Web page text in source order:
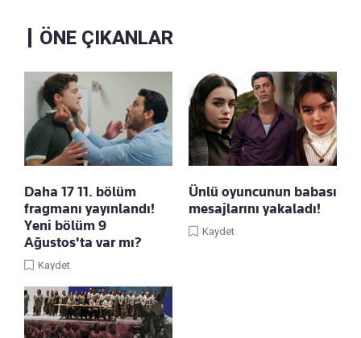
ÖNE ÇIKANLAR
Daha 17 11. bölüm
fragmanı yayınlandı!
Yeni bölüm 9
Ağustos'ta var mı?
Kaydet
Ünlü oyuncunun babası
mesajlarını yakaladı!
Kaydet